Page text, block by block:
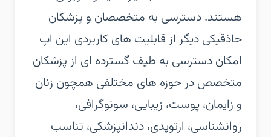
هستند. دسترسی به متخصصان و پزشکان
حاذقیکی دیگر از قابلیت های کاربردی این اپ
امکان دسترسی به طیف گسترده ای از پزشکان
متخصص در حوزه های مختلفی همچون زنان
و زایمان، پوست، زیبایی، سونوگرافی،
روانشناسی، ارتوپدی، دندانپزشکی، تناسب